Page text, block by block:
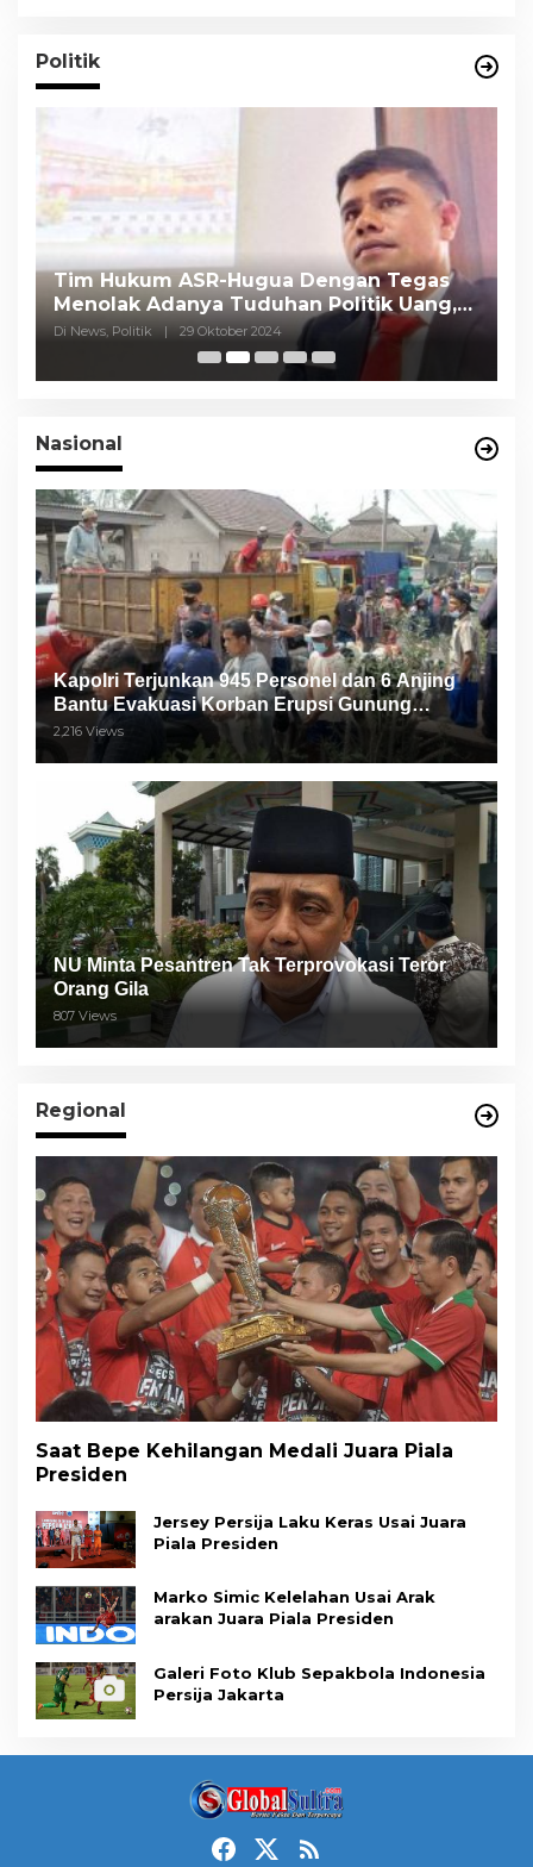
Politik
Tim Hukum ASR-Hugua Dengan Tegas
Menolak Adanya Tuduhan Politik Uang,
Pasar Murah Tidak Dilaksanakan Oleh
Di News, Politik | 29 Oktober 2024
Nasional
Kapolri Terjunkan 945 Personel dan 6 Anjing
Bantu Evakuasi Korban Erupsi Gunung
Semeru
2,216 Views
NU Minta Pesantren Tak Terprovokasi Teror
Orang Gila
807 Views
Regional
Saat Bepe Kehilangan Medali Juara Piala
Presiden
Jersey Persija Laku Keras Usai Juara
Piala Presiden
Marko Simic Kelelahan Usai Arak
arakan Juara Piala Presiden
Galeri Foto Klub Sepakbola Indonesia
Persija Jakarta